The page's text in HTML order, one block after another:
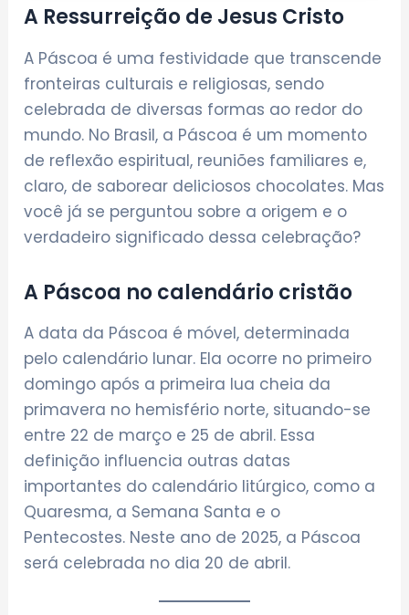
A Ressurreição de Jesus Cristo
A Páscoa é uma festividade que transcende
fronteiras culturais e religiosas, sendo
celebrada de diversas formas ao redor do
mundo. No Brasil, a Páscoa é um momento
de reflexão espiritual, reuniões familiares e,
claro, de saborear deliciosos chocolates. Mas
você já se perguntou sobre a origem e o
verdadeiro significado dessa celebração?
A Páscoa no calendário cristão
A data da Páscoa é móvel, determinada
pelo calendário lunar. Ela ocorre no primeiro
domingo após a primeira lua cheia da
primavera no hemisfério norte, situando-se
entre 22 de março e 25 de abril. Essa
definição influencia outras datas
importantes do calendário litúrgico, como a
Quaresma, a Semana Santa e o
Pentecostes. Neste ano de 2025, a Páscoa
será celebrada no dia 20 de abril.